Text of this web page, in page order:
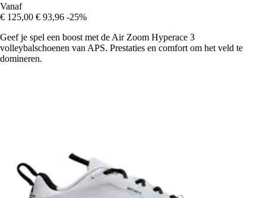
Vanaf
€ 125,00 € 93,96 -25%
Geef je spel een boost met de Air Zoom Hyperace 3
volleybalschoenen van APS. Prestaties en comfort om het veld te
domineren.